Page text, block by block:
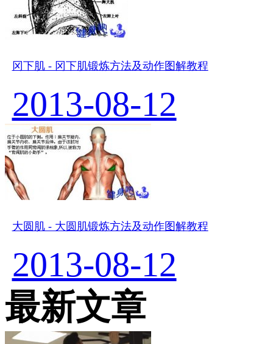
冈下肌 - 冈下肌锻炼方法及动作图解教程
2013-08-12
大圆肌 - 大圆肌锻炼方法及动作图解教程
2013-08-12
最新文章